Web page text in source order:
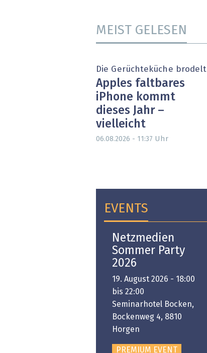
MEIST GELESEN
Die Gerüchteküche brodelt
Apples faltbares
iPhone kommt
dieses Jahr –
vielleicht
06.08.2026 - 11:37 Uhr
EVENTS
Netzmedien
Sommer Party
2026
19. August 2026 - 18:00
bis 22:00
Seminarhotel Bocken,
Bockenweg 4, 8810
Horgen
PREMIUM EVENT